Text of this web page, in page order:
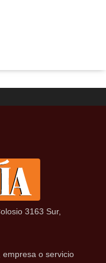
3163 Sur,
o servicio